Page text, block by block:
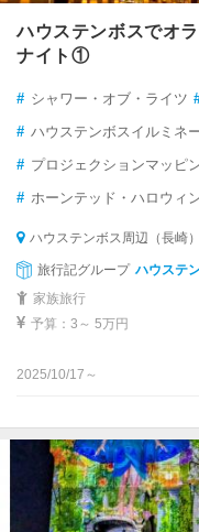
ハウステンボスでオ
ナイト①
# シャワー・オブ・ライツ
# ハウステンボスイルミネ
# プロジェクションマッピ
# ホーンテッド・ハロウィ
ハウステンボス周辺（長崎）
旅行記グループ ハウステ
家族旅行
予算：3～ 5万円
2025/10/17～